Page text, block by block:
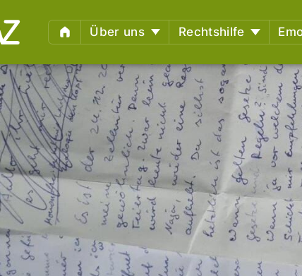
Über uns
Fachlicher Beirat
Begleitete Kampagnen
Polizeigewalt und
Schmerzgriffe: Vor- und
Nachbereitung von Erlebtem
Anzeige Adlon
Newsletter
Rechtshilfe
Infos, Überblick,
Weiterbildungsangebote
Wiki des RAZ
Ermittlungsausschuss
Individuelle EA-Nummer
Impressionen aus dem
Gerichtssaal